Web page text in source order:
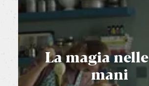
La magia nelle
mani